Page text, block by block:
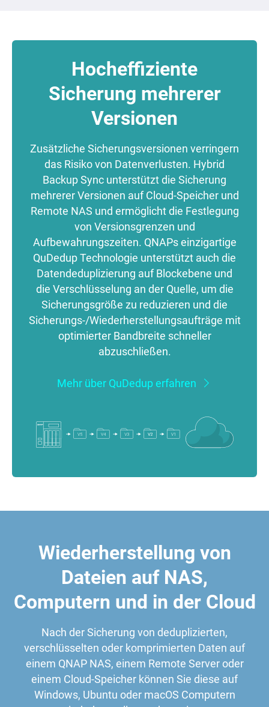
Hocheffiziente
Sicherung mehrerer
Versionen
Zusätzliche Sicherungsversionen verringern
das Risiko von Datenverlusten. Hybrid
Backup Sync unterstützt die Sicherung
mehrerer Versionen auf Cloud-Speicher und
Remote NAS und ermöglicht die Festlegung
von Versionsgrenzen und
Aufbewahrungszeiten. QNAPs einzigartige
QuDedup Technologie unterstützt auch die
Datendeduplizierung auf Blockebene und
die Verschlüsselung an der Quelle, um die
Sicherungsgröße zu reduzieren und die
Sicherungs-/Wiederherstellungsaufträge mit
optimierter Bandbreite schneller
abzuschließen.
Mehr über QuDedup erfahren
Wiederherstellung von
Dateien auf NAS,
Computern und in der Cloud
Nach der Sicherung von deduplizierten,
verschlüsselten oder komprimierten Daten auf
einem QNAP NAS, einem Remote Server oder
einem Cloud-Speicher können Sie diese auf
Windows, Ubuntu oder macOS Computern